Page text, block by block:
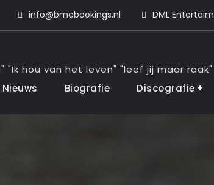
info@bmebookings.nl DML
"Ik hou van het leven" "leef jij maar raak"
Nieuws Biografie Discografie